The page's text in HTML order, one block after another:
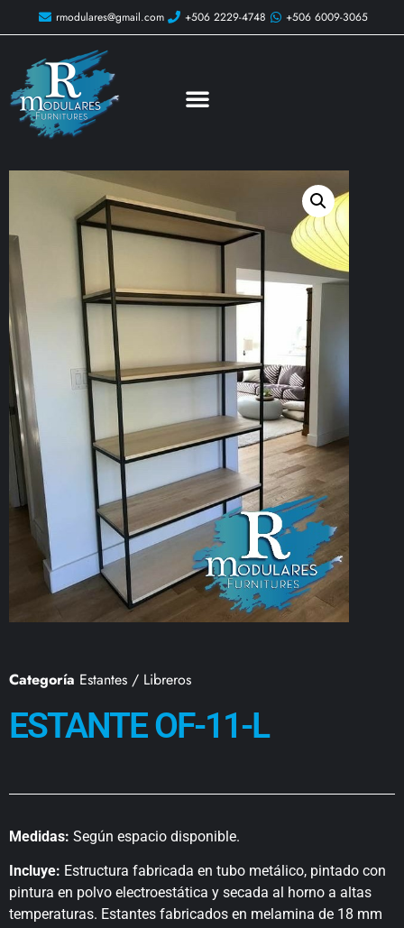
rmodulares@gmail.com +506 2229-4748 +506 6009-3065
Categoría Estantes / Libreros
ESTANTE OF-11-L
Medidas: Según espacio disponible.
Incluye: Estructura fabricada en tubo metálico, pintado con
pintura en polvo electroestática y secada al horno a altas
temperaturas. Estantes fabricados en melamina de 18 mm